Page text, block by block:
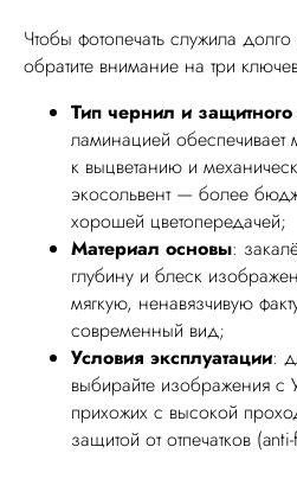
Чтобы фотопечать служила
обратите внимание на три
Тип чернил и
ламинацией обеспечивает
к выцветанию и
экосольвент — более
хорошей цветопередачей;
Материал основы:
глубину и блеск
мягкую, ненавязчивую
современный вид;
Условия эксплуатации:
выбирайте изображения
прихожих с высокой
защитой от отпечатков